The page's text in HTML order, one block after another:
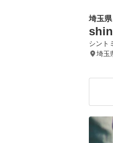
埼玉県
シント
埼玉